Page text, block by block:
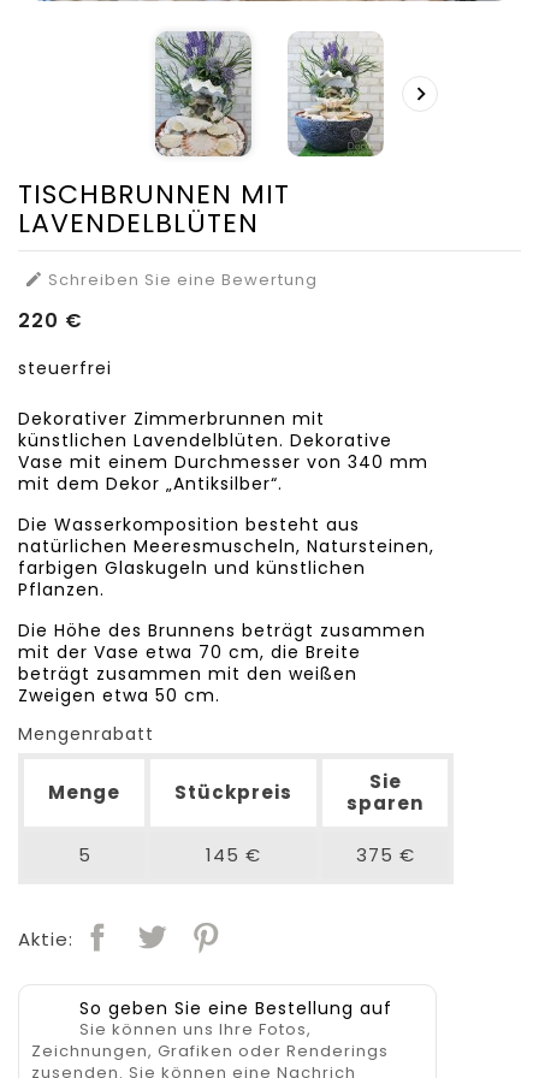

TISCHBRUNNEN MIT
LAVENDELBLÜTEN
 Schreiben Sie eine Bewertung
220 €
steuerfrei
Dekorativer Zimmerbrunnen mit
künstlichen Lavendelblüten. Dekorative
Vase mit einem Durchmesser von 340 mm
mit dem Dekor „Antiksilber“.
Die Wasserkomposition besteht aus
natürlichen Meeresmuscheln, Natursteinen,
farbigen Glaskugeln und künstlichen
Pflanzen.
Die Höhe des Brunnens beträgt zusammen
mit der Vase etwa 70 cm, die Breite
beträgt zusammen mit den weißen
Zweigen etwa 50 cm.
Mengenrabatt
Menge Stückpreis
Sie
sparen
5 145 € 375 €
Aktie:
So geben Sie eine Bestellung auf
Sie können uns Ihre Fotos,
Zeichnungen, Grafiken oder Renderings
zusenden. Sie können eine Nachrich